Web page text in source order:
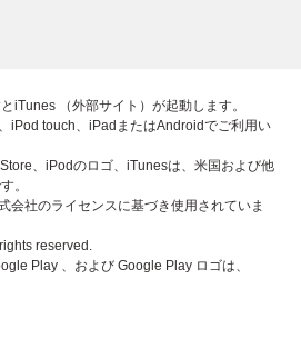
iTunes （外部サイト）が起動します。
iPod touch、iPadまたはAndroidでご利用い
、iPodのロゴ、iTunesは、米国および他
。
会社のライセンスに基づき使用されていま
reserved.
Play 、および Google Play ロゴは、